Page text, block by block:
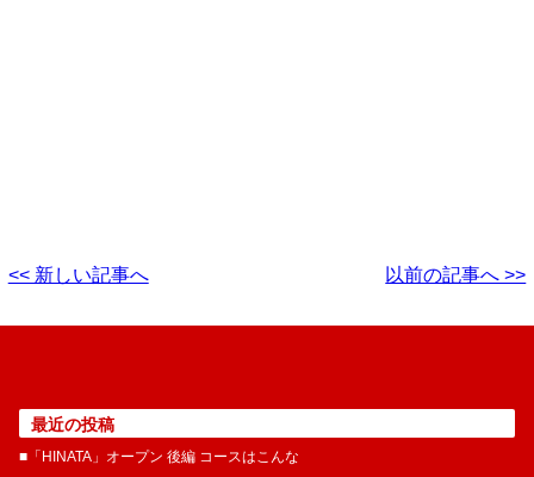
<< 新しい記事へ 以前の記事へ >>
最近の投稿
■「HINATA」オープン 後編 コースはこんな